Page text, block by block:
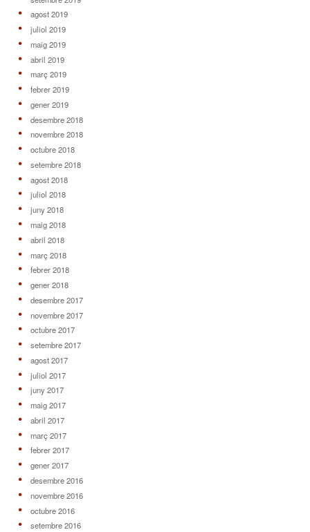
agost 2019
juliol 2019
maig 2019
abril 2019
març 2019
febrer 2019
gener 2019
desembre 2018
novembre 2018
octubre 2018
setembre 2018
agost 2018
juliol 2018
juny 2018
maig 2018
abril 2018
març 2018
febrer 2018
gener 2018
desembre 2017
novembre 2017
octubre 2017
setembre 2017
agost 2017
juliol 2017
juny 2017
maig 2017
abril 2017
març 2017
febrer 2017
gener 2017
desembre 2016
novembre 2016
octubre 2016
setembre 2016